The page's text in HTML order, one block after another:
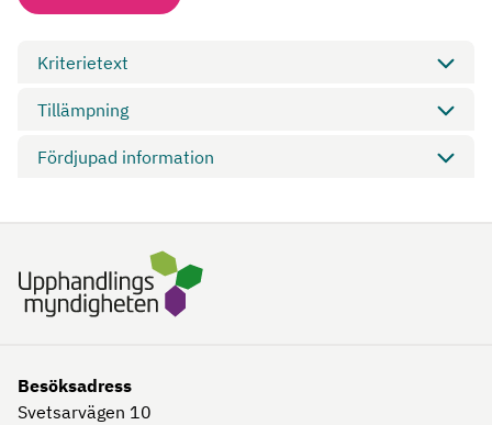
Kriterietext
Tillämpning
Fördjupad information
Besöksadress
Svetsarvägen 10